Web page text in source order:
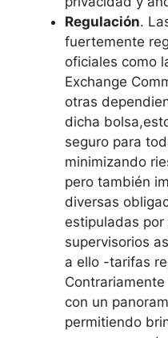
Regulación.
fuertemente
oficiales como
Exchange
otras
dicha
seguro para
minimizando
pero también
diversas
estipuladas
supervisorios
a ello -tarifas
con un
permitiendo